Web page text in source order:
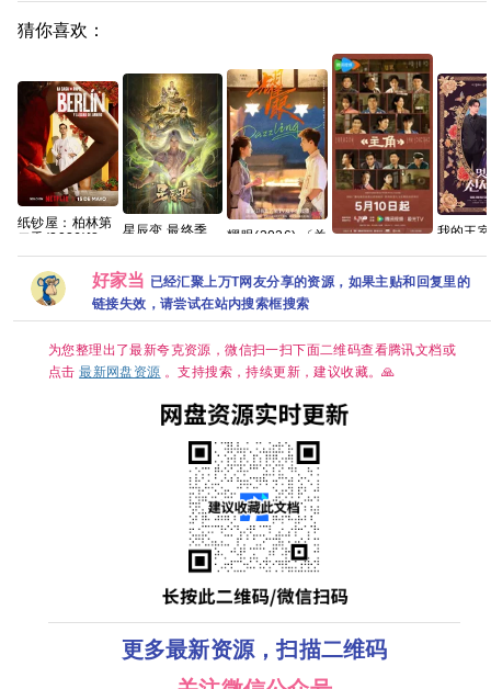
猜你喜欢：
纸钞屋：柏林第
二季(2026)[8集
全][1080P.中字]
[43.1GB]
星辰变 最终季
【4K国字】
耀眼(2026) 〔关
超清画质|简中字
幕/夸克/百度网
盘资源【单集
字】【夸克/百
我的王
【穿越
【林智
俊】【
好家当 已经汇聚上万T网友分享的资源，如果主贴和回复里的
链接失效，请尝试在站内搜索框搜索
为您整理出了最新夸克资源，微信扫一扫下面二维码查看腾讯文档或
点击最新网盘资源 。支持搜索，持续更新，建议收藏。🙏
更多最新资源，扫描二维码